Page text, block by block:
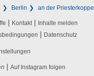
Berlin an der Priesterkoppel
| Kontakt | Inhalte melden
| Datenschutz
| Auf Instagram folgen